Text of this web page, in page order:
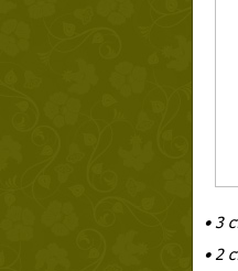
• 3
• 2